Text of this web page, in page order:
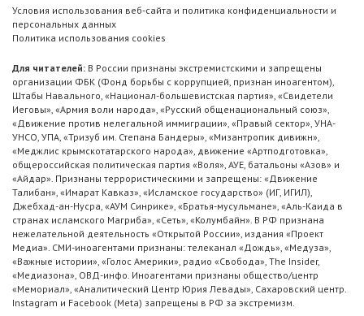
Условия использования веб-сайта и политика конфиденциальности и
персональных данных
Политика использования cookies
Для читателей: В России признаны экстремистскими и запрещены
организации ФБК (Фонд борьбы с коррупцией, признан иноагентом),
Штабы Навального, «Национал-большевистская партия», «Свидетели
Иеговы», «Армия воли народа», «Русский общенациональный союз»,
«Движение против нелегальной иммиграции», «Правый сектор», УНА-
УНСО, УПА, «Тризуб им. Степана Бандеры», «Мизантропик дивижн»,
«Меджлис крымскотатарского народа», движение «Артподготовка»,
общероссийская политическая партия «Воля», АУЕ, батальоны «Азов» и
«Айдар». Признаны террористическими и запрещены: «Движение
Талибан», «Имарат Кавказ», «Исламское государство» (ИГ, ИГИЛ),
Джебхад-ан-Нусра, «АУМ Синрике», «Братья-мусульмане», «Аль-Каида в
странах исламского Магриба», «Сеть», «Колумбайн». В РФ признана
нежелательной деятельность «Открытой России», издания «Проект
Медиа». СМИ-иноагентами признаны: телеканал «Дождь», «Медуза»,
«Важные истории», «Голос Америки», радио «Свобода», The Insider,
«Медиазона», ОВД-инфо. Иноагентами признаны общество/центр
«Мемориал», «Аналитический Центр Юрия Левады», Сахаровский центр.
Instagram и Facebook (Metа) запрещены в РФ за экстремизм.